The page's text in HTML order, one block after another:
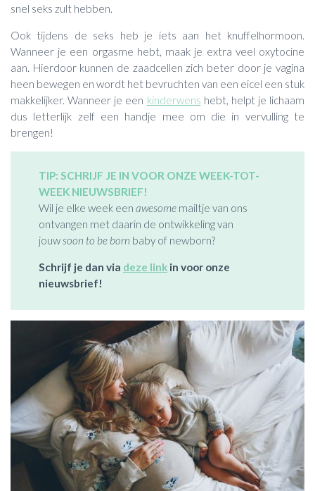
snel seks zult hebben.
Ook tijdens de seks heb je iets aan het knuffelhormoon.
Wanneer je een orgasme hebt, maak je extra veel oxytocine
aan. Hierdoor kunnen de zaadcellen zich beter door je vagina
heen bewegen en wordt het bevruchten van een eicel een stuk
makkelijker. Wanneer je een kinderwens hebt, helpt je lichaam
dus letterlijk zelf een handje mee om die in vervulling te
brengen!
TIP: SCHRIJF JE IN VOOR ONZE WEEK-TOT-
WEEK NIEUWSBRIEF!
Wil je elke week een awesome mailtje van ons
ontvangen met daarin de ontwikkeling van
jouwsoon to be born baby of newborn?
Schrijf je dan via deze link in voor onze
nieuwsbrief!